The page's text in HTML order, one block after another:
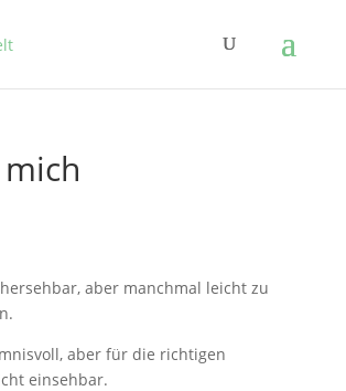
aber manchmal leicht zu
aber für die richtigen
einsehbar.